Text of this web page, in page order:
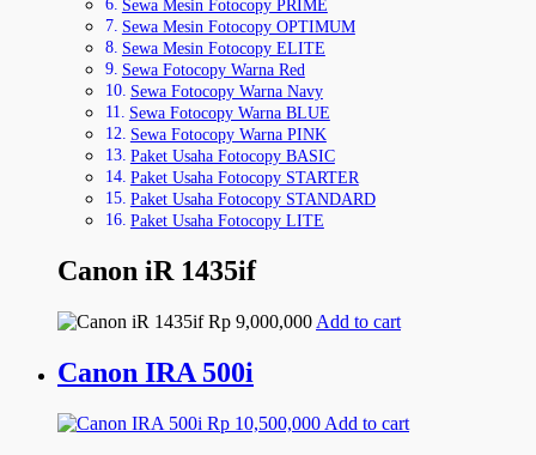
Sewa Mesin Fotocopy PRIME
Sewa Mesin Fotocopy OPTIMUM
Sewa Mesin Fotocopy ELITE
Sewa Fotocopy Warna Red
Sewa Fotocopy Warna Navy
Sewa Fotocopy Warna BLUE
Sewa Fotocopy Warna PINK
Paket Usaha Fotocopy BASIC
Paket Usaha Fotocopy STARTER
Paket Usaha Fotocopy STANDARD
Paket Usaha Fotocopy LITE
Canon iR 1435if
Rp 9,000,000 Add to cart
Canon IRA 500i
Rp 10,500,000 Add to cart